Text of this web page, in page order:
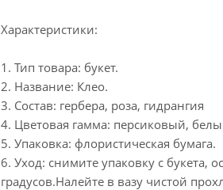
Характеристики:
1. Тип товара: букет.
2. Название: Клео.
3. Состав: гербера, роза, гидрангия
4. Цветовая гамма: персиковый,
5. Упаковка: флористическая бумага.
6. Уход: снимите упаковку с букета,
градусов.Налейте в вазу чистой